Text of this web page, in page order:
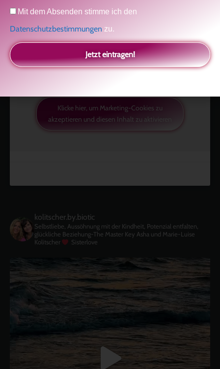
Klicke hier, um Marketing-Cookies zu
akzeptieren und diesen Inhalt zu aktivieren
kolitscher.by.biotic
Selbstliebe, Aussöhnung mit der Kindheit, Potenzial entfalten,
glückliche Beziehung-The Master Key Asha und Marie-Luise
Kolitscher
Sisterlove
Datenschutz
Mit dem Absenden stimme ich den
Datenschutzbestimmungen zu.
Jetzt eintragen!